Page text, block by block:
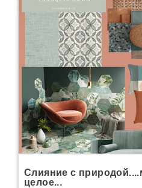
Слияние с
целое...